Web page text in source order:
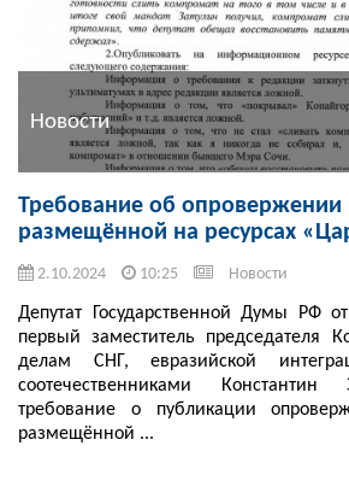
Новости
Требование об
размещённой на ресурсах
2.10.2024 10:25 Новости
Депутат Государственной Думы РФ
первый заместитель председателя
делам СНГ, евразийской
соотечественниками Константин
требование о публикации
размещённой ...